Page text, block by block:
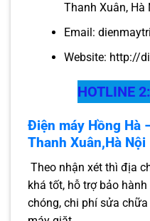
Thanh Xuân, Hà
Email:
Website: http://
HOTLINE
Điện máy Hồng Hà
Thanh Xuân,Hà Nội
Theo nhận xét thì địa
khá tốt, hỗ trợ bảo
chóng, chi phí sửa